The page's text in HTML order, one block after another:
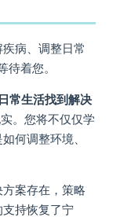
病、调整日常
着您。
常生活找到解决
。您将不仅仅学
何调整环境、
案存在，策略
持恢复了宁